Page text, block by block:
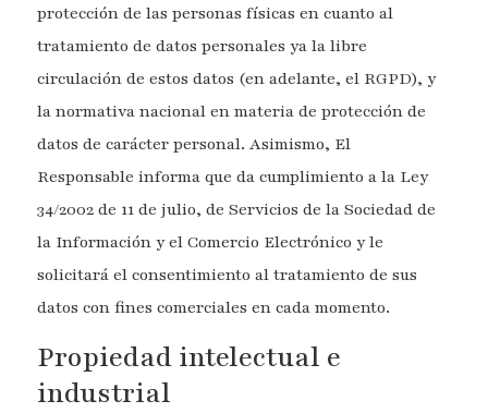
protección de las personas físicas en cuanto al
tratamiento de datos personales ya la libre
circulación de estos datos (en adelante, el RGPD), y
la normativa nacional en materia de protección de
datos de carácter personal. Asimismo, El
Responsable informa que da cumplimiento a la Ley
34/2002 de 11 de julio, de Servicios de la Sociedad de
la Información y el Comercio Electrónico y le
solicitará el consentimiento al tratamiento de sus
datos con fines comerciales en cada momento.
Propiedad intelectual e
industrial